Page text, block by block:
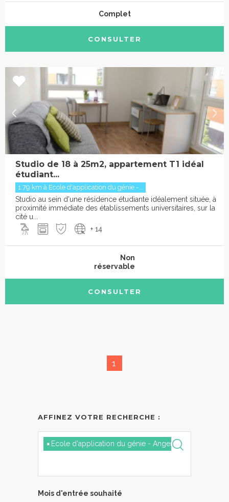
Complet
CONSULTER
Studio de 18 à 25m2, appartement T1 idéal
étudiant...
1.79 km à Ecole d'application du génie -...
Studio au sein d'une résidence étudiante idéalement située, à
proximité immédiate des établissements universitaires, sur la
cité u...
+ 14
Non
réservable
CONSULTER
1
AFFINEZ VOTRE RECHERCHE :
× Ecole d'application du génie - Angers
Mois d'entrée souhaité